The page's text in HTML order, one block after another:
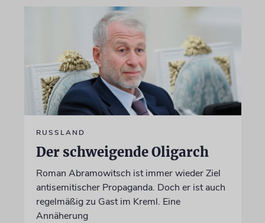
RUSSLAND
Der schweigende Oligarch
Roman Abramowitsch ist immer wieder Ziel
antisemitischer Propaganda. Doch er ist auch
regelmäßig zu Gast im Kreml. Eine
Annäherung